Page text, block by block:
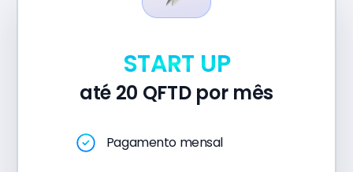
START UP
até 20 QFTD por mês
Pagamento mensal